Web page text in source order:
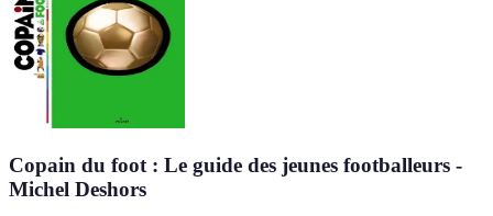
Copain du foot : Le guide des jeunes footballeurs -
Michel Deshors